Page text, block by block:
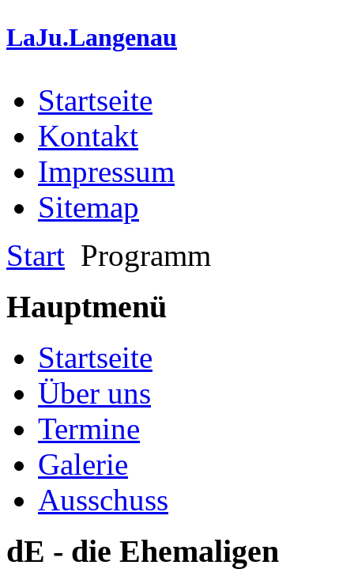
LaJu.Langenau
Startseite
Kontakt
Impressum
Sitemap
Start Programm
Hauptmenü
Startseite
Über uns
Termine
Galerie
Ausschuss
dE - die Ehemaligen